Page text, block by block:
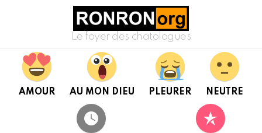
Le foyer des chatologues
AMOUR AU MON DIEU PLEURER NEUTRE